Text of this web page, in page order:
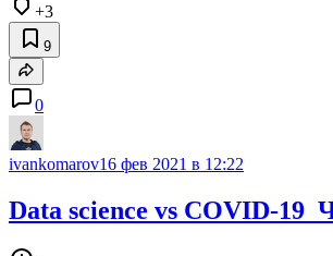
+3
9
0
ivankomarov16 фев 2021 в 12:22
Data science vs COVID-